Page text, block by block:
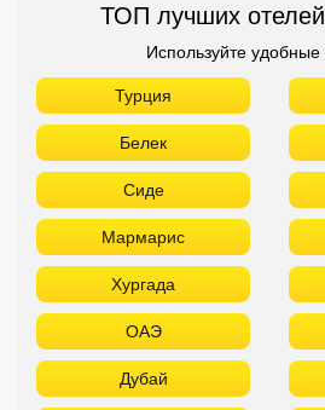
ТОП лучших
Используйте
Турция
Белек
Сиде
Мармарис
Хургада
ОАЭ
Дубай